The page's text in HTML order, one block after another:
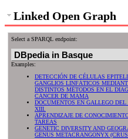
Linked Open Graph
Select a SPARQL endpoint:
Examples:
DETECCIÓN DE CÉLULAS
GANGLIOS LINFÁTICOS
DISTINTOS MÉTODOS EN EL
CÁNCER DE MAMA
DOCUMENTOS EN GALLEGO
XIII.
APRENDIZAJE DE
TAREAS
GENETIC DIVERSITY AND
GENUS METACRANGONYX